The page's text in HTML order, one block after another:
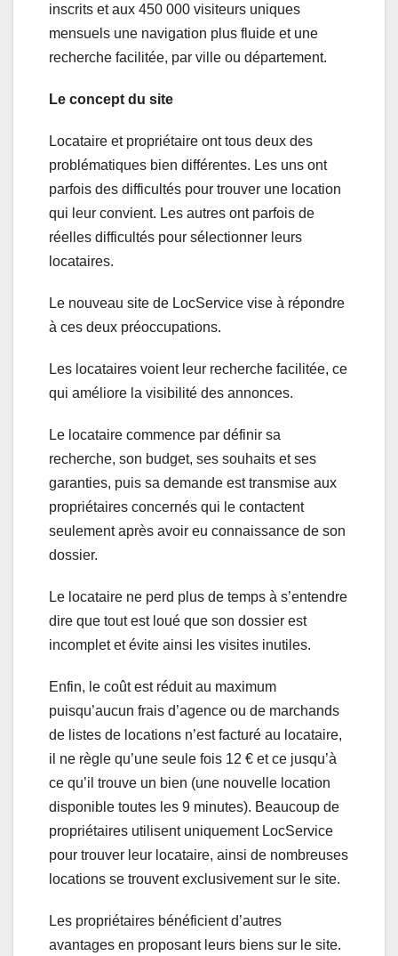
inscrits et aux 450 000 visiteurs uniques
mensuels une navigation plus fluide et une
recherche facilitée, par ville ou département.
Le concept du site
Locataire et propriétaire ont tous deux des
problématiques bien différentes. Les uns ont
parfois des difficultés pour trouver une location
qui leur convient. Les autres ont parfois de
réelles difficultés pour sélectionner leurs
locataires.
Le nouveau site de LocService vise à répondre
à ces deux préoccupations.
Les locataires voient leur recherche facilitée, ce
qui améliore la visibilité des annonces.
Le locataire commence par définir sa
recherche, son budget, ses souhaits et ses
garanties, puis sa demande est transmise aux
propriétaires concernés qui le contactent
seulement après avoir eu connaissance de son
dossier.
Le locataire ne perd plus de temps à s’entendre
dire que tout est loué que son dossier est
incomplet et évite ainsi les visites inutiles.
Enfin, le coût est réduit au maximum
puisqu’aucun frais d’agence ou de marchands
de listes de locations n’est facturé au locataire,
il ne règle qu’une seule fois 12 € et ce jusqu’à
ce qu’il trouve un bien (une nouvelle location
disponible toutes les 9 minutes). Beaucoup de
propriétaires utilisent uniquement LocService
pour trouver leur locataire, ainsi de nombreuses
locations se trouvent exclusivement sur le site.
Les propriétaires bénéficient d’autres
avantages en proposant leurs biens sur le site.